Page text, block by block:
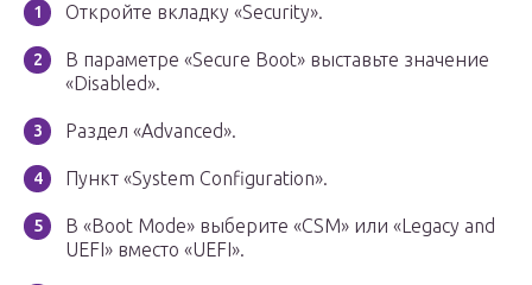
Откройте вкладку «Security».
В параметре «Secure Boot» выставьте значение
«Disabled».
Раздел «Advanced».
Пункт «System Configuration».
В «Boot Mode» выберите «CSM» или «Legacy and
UEFI» вместо «UEFI».